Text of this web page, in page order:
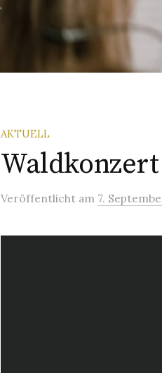
AKTUELL
Veröffentlicht am 7.